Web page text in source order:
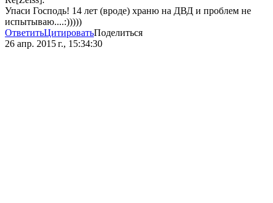
Упаси Господь! 14 лет (вроде) храню на ДВД и проблем не
испытываю....:)))))
ОтветитьЦитироватьПоделиться
26 апр. 2015 г., 15:34:30